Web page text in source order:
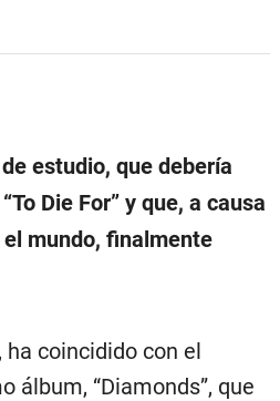
estudio, que debería
Die For” y que, a causa
mundo, finalmente
coincidido con el
álbum, “Diamonds”, que